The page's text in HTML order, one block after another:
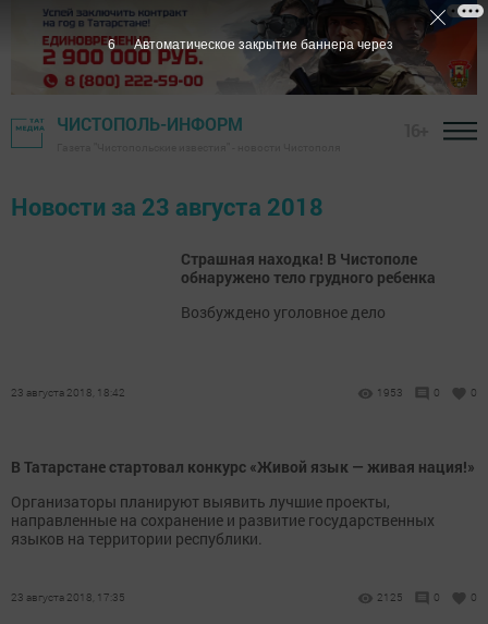
ЧИСТОПОЛЬ-ИНФОРМ
Новости за 23 августа 2018
Страшная находка! В Чистополе
обнаружено тело грудного ребенка
Возбуждено уголовное дело
23 августа 2018, 18:42 1953 0 0
В Татарстане стартовал конкурс «Живой язык — живая нация!»
Организаторы планируют выявить лучшие проекты,
направленные на сохранение и развитие государственных
языков на территории республики.
23 августа 2018, 17:35 2125 0 0
5 Автоматическое закрытие баннера через